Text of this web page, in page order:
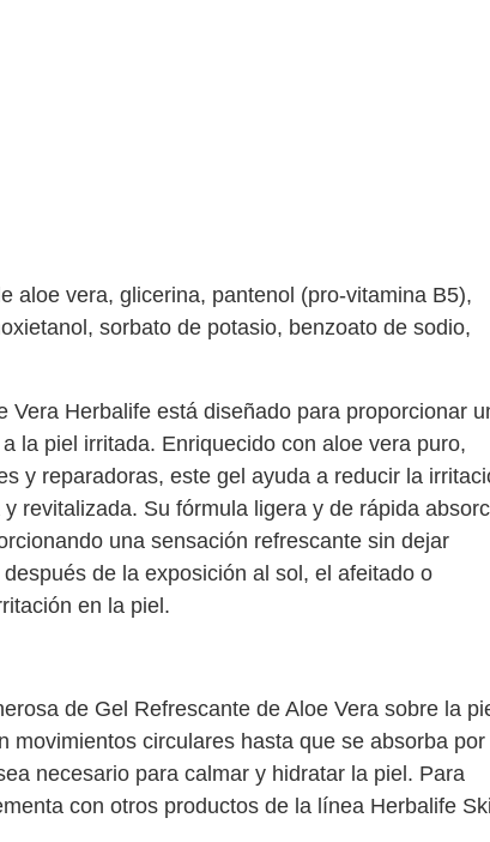
aloe vera, glicerina, pantenol (pro-vitamina B5),
sorbato de potasio, benzoato de sodio,
Vera Herbalife está diseñado para proporcionar
la piel irritada. Enriquecido con aloe vera puro,
y reparadoras, este gel ayuda a reducir la
revitalizada. Su fórmula ligera y de rápida
una sensación refrescante sin dejar
de la exposición al sol, el afeitado o
en la piel.
de Gel Refrescante de Aloe Vera sobre la
movimientos circulares hasta que se absorba por
necesario para calmar y hidratar la piel. Para
con otros productos de la línea Herbalife